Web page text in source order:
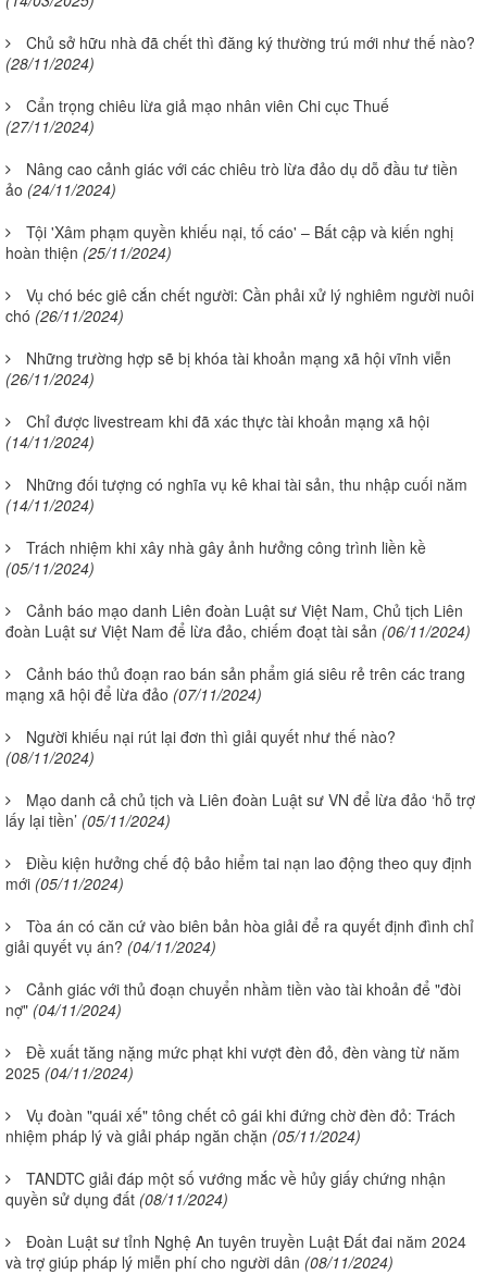
Chủ sở hữu nhà đã chết thì đăng ký thường trú mới như thế nào?
(28/11/2024)
Cẩn trọng chiêu lừa giả mạo nhân viên Chi cục Thuế
(27/11/2024)
Nâng cao cảnh giác với các chiêu trò lừa đảo dụ dỗ đầu tư tiền
ảo (24/11/2024)
Tội 'Xâm phạm quyền khiếu nại, tố cáo' – Bất cập và kiến nghị
hoàn thiện (25/11/2024)
Vụ chó béc giê cắn chết người: Cần phải xử lý nghiêm người nuôi
chó (26/11/2024)
Những trường hợp sẽ bị khóa tài khoản mạng xã hội vĩnh viễn
(26/11/2024)
Chỉ được livestream khi đã xác thực tài khoản mạng xã hội
(14/11/2024)
Những đối tượng có nghĩa vụ kê khai tài sản, thu nhập cuối năm
(14/11/2024)
Trách nhiệm khi xây nhà gây ảnh hưởng công trình liền kề
(05/11/2024)
Cảnh báo mạo danh Liên đoàn Luật sư Việt Nam, Chủ tịch Liên
đoàn Luật sư Việt Nam để lừa đảo, chiếm đoạt tài sản (06/11/2024)
Cảnh báo thủ đoạn rao bán sản phẩm giá siêu rẻ trên các trang
mạng xã hội để lừa đảo (07/11/2024)
Người khiếu nại rút lại đơn thì giải quyết như thế nào?
(08/11/2024)
Mạo danh cả chủ tịch và Liên đoàn Luật sư VN để lừa đảo ‘hỗ trợ
lấy lại tiền’ (05/11/2024)
Điều kiện hưởng chế độ bảo hiểm tai nạn lao động theo quy định
mới (05/11/2024)
Tòa án có căn cứ vào biên bản hòa giải để ra quyết định đình chỉ
giải quyết vụ án? (04/11/2024)
Cảnh giác với thủ đoạn chuyển nhầm tiền vào tài khoản để "đòi
nợ" (04/11/2024)
Đề xuất tăng nặng mức phạt khi vượt đèn đỏ, đèn vàng từ năm
2025 (04/11/2024)
Vụ đoàn "quái xế" tông chết cô gái khi đứng chờ đèn đỏ: Trách
nhiệm pháp lý và giải pháp ngăn chặn (05/11/2024)
TANDTC giải đáp một số vướng mắc về hủy giấy chứng nhận
quyền sử dụng đất (08/11/2024)
Đoàn Luật sư tỉnh Nghệ An tuyên truyền Luật Đất đai năm 2024
và trợ giúp pháp lý miễn phí cho người dân (08/11/2024)